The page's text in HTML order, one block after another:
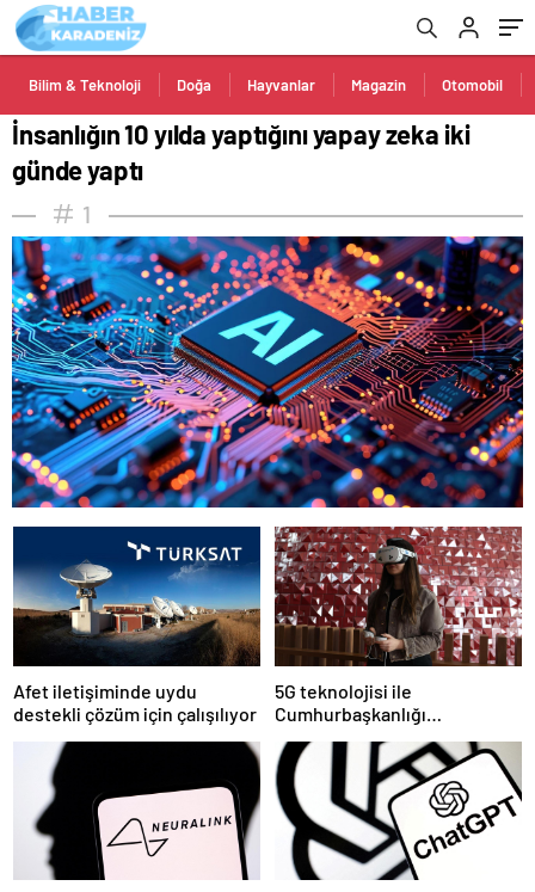
Bilim & Teknoloji Doğa Hayvanlar Magazin Otomobil
İnsanlığın 10 yılda yaptığını yapay zeka iki
günde yaptı
1
Afet iletişiminde uydu
destekli çözüm için çalışılıyor
5G teknolojisi ile
Cumhurbaşkanlığı
Külliyesi’ndeki konser
AKM’ye taşındı